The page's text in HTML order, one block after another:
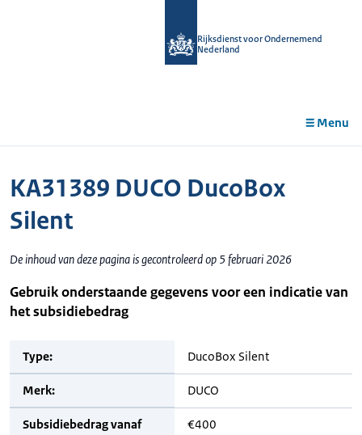
Rijksdienst voor Ondernemend
Nederland
Menu
KA31389 DUCO DucoBox
Silent
De inhoud van deze pagina is gecontroleerd op 5 februari 2026
Gebruik onderstaande gegevens voor een indicatie van
het subsidiebedrag
Type: DucoBox Silent
Merk: DUCO
Subsidiebedrag vanaf
€400